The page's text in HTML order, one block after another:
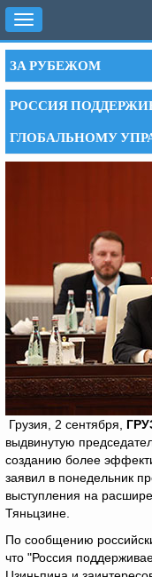
Toggle
navigation
ЗА РУБЕЖОМ
РОССИЯ
ГЛОБАЛЬНОМУ
Грузия, 2 сентября,
выдвинутую
созданию более
заявил в понедельник
выступления на
Тяньцзине.
По сообщению
что "Россия